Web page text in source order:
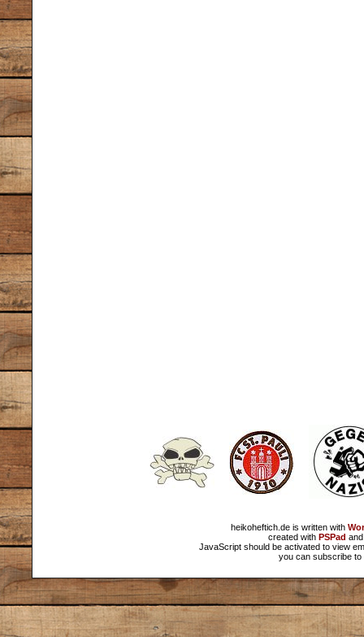
heikoheftich.de is written with
created with PSPad
JavaScript should be activated to view
you can subscribe